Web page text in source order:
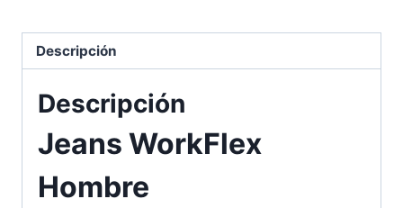
Descripción
Descripción
Jeans WorkFlex
Hombre